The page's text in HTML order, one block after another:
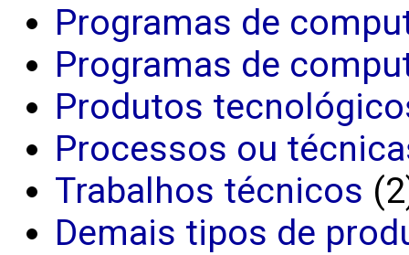
Programas de
Programas de
Produtos
Processos ou
Trabalhos técnicos
Demais tipos de